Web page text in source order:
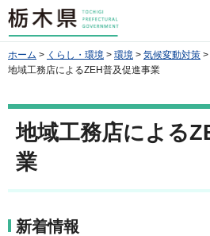
栃木県
ホーム > くらし・環境 > 環境 > 気候変動対策 >
地域工務店によるZEH普及促進事業
地域工務店による
業
新着情報